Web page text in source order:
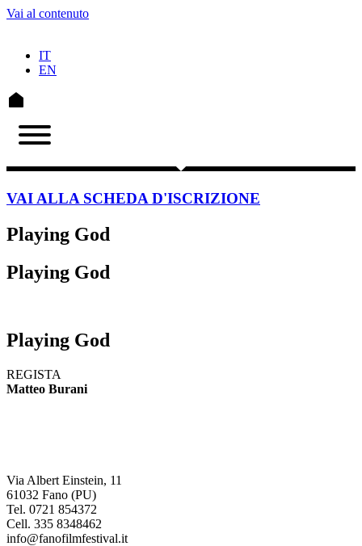
Vai al contenuto
IT
EN
VAI ALLA SCHEDA D'ISCRIZIONE
Playing God
Playing God
Playing God
REGISTA
Matteo Burani
Via Albert Einstein, 11
61032 Fano (PU)
Tel. 0721 854372
Cell. 335 8348462
info@fanofilmfestival.it